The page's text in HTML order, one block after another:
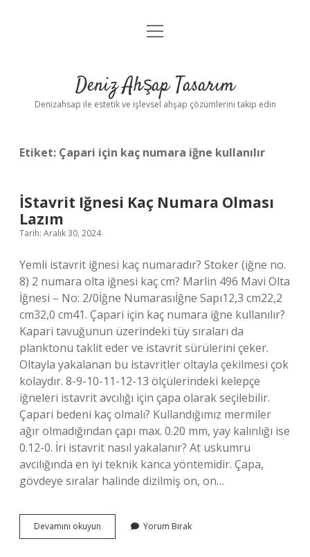
Anasayfa
Yasal Uyarı
menüyü
Deniz Ahşap Tasarım
Denizahsap ile estetik ve işlevsel ahşap çözümlerini takip edin
Etiket: Çapari için kaç numara iğne kullanılır
İStavrit Iğnesi Kaç Numara Olması
Lazım
Tarih: Aralık 30, 2024
Yemli istavrit iğnesi kaç numaradır? Stoker (iğne no.
8) 2 numara olta iğnesi kaç cm? Marlin 496 Mavi Olta
İğnesi – No: 2/0İğne Numarasıİğne Sapı12,3 cm22,2
cm32,0 cm41. Çapari için kaç numara iğne kullanılır?
Kapari tavuğunun üzerindeki tüy sıraları da
planktonu taklit eder ve istavrit sürülerini çeker.
Oltayla yakalanan bu istavritler oltayla çekilmesi çok
kolaydır. 8-9-10-11-12-13 ölçülerindeki kelepçe
iğneleri istavrit avcılığı için çapa olarak seçilebilir.
Çapari bedeni kaç olmalı? Kullandığımız mermiler
ağır olmadığından çapı max. 0.20 mm, yay kalınlığı ise
0.12-0. İri istavrit nasıl yakalanır? At uskumru
avcılığında en iyi teknik kanca yöntemidir. Çapa,
gövdeye sıralar halinde dizilmiş on, on…
Devamını okuyun
Iğnesi
Yorum Bırak